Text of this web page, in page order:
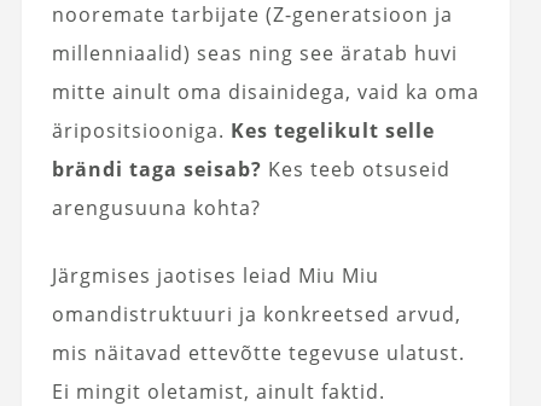
nooremate tarbijate (Z-generatsioon ja
millenniaalid) seas ning see äratab huvi
mitte ainult oma disainidega, vaid ka oma
äripositsiooniga. Kes tegelikult selle
brändi taga seisab? Kes teeb otsuseid
arengusuuna kohta?
Järgmises jaotises leiad Miu Miu
omandistruktuuri ja konkreetsed arvud,
mis näitavad ettevõtte tegevuse ulatust.
Ei mingit oletamist, ainult faktid.